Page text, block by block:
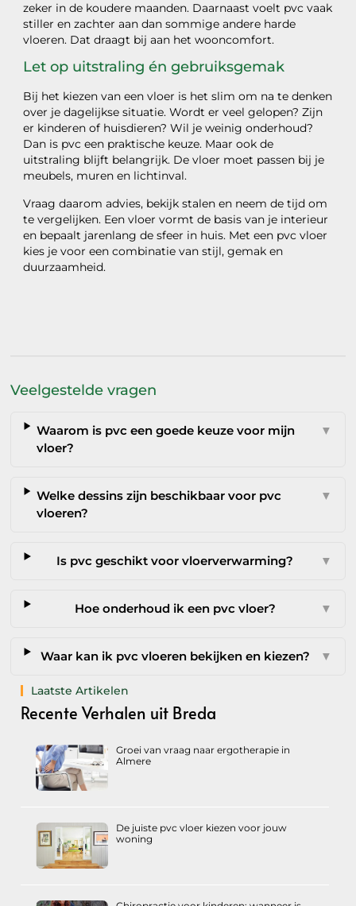
zeker in de koudere maanden. Daarnaast voelt pvc vaak
stiller en zachter aan dan sommige andere harde
vloeren. Dat draagt bij aan het wooncomfort.
Let op uitstraling én gebruiksgemak
Bij het kiezen van een vloer is het slim om na te denken
over je dagelijkse situatie. Wordt er veel gelopen? Zijn
er kinderen of huisdieren? Wil je weinig onderhoud?
Dan is pvc een praktische keuze. Maar ook de
uitstraling blijft belangrijk. De vloer moet passen bij je
meubels, muren en lichtinval.
Vraag daarom advies, bekijk stalen en neem de tijd om
te vergelijken. Een vloer vormt de basis van je interieur
en bepaalt jarenlang de sfeer in huis. Met een pvc vloer
kies je voor een combinatie van stijl, gemak en
duurzaamheid.
Veelgestelde vragen
Waarom is pvc een goede keuze voor mijn
vloer?
▼
Welke dessins zijn beschikbaar voor pvc
vloeren?
▼
Is pvc geschikt voor vloerverwarming? ▼
Hoe onderhoud ik een pvc vloer? ▼
Waar kan ik pvc vloeren bekijken en kiezen? ▼
Laatste Artikelen
Recente Verhalen uit Breda
Groei van vraag naar ergotherapie in
Almere
De juiste pvc vloer kiezen voor jouw
woning